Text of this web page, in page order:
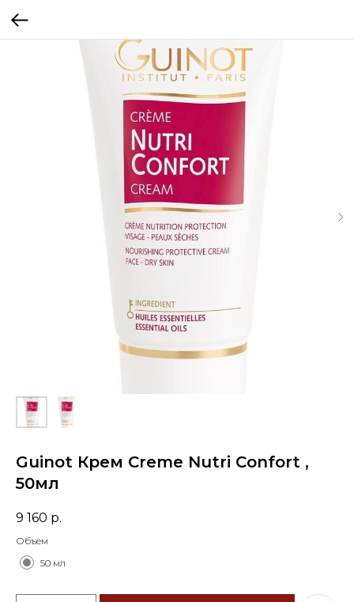
Guinot Крем Creme Nutri Confort ,
50мл
9 160 р.
Объем
50 мл